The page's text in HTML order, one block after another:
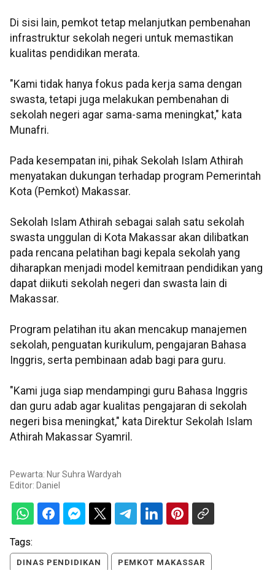
Di sisi lain, pemkot tetap melanjutkan pembenahan
infrastruktur sekolah negeri untuk memastikan
kualitas pendidikan merata.
"Kami tidak hanya fokus pada kerja sama dengan
swasta, tetapi juga melakukan pembenahan di
sekolah negeri agar sama-sama meningkat," kata
Munafri.
Pada kesempatan ini, pihak Sekolah Islam Athirah
menyatakan dukungan terhadap program Pemerintah
Kota (Pemkot) Makassar.
Sekolah Islam Athirah sebagai salah satu sekolah
swasta unggulan di Kota Makassar akan dilibatkan
pada rencana pelatihan bagi kepala sekolah yang
diharapkan menjadi model kemitraan pendidikan yang
dapat diikuti sekolah negeri dan swasta lain di
Makassar.
Program pelatihan itu akan mencakup manajemen
sekolah, penguatan kurikulum, pengajaran Bahasa
Inggris, serta pembinaan adab bagi para guru.
"Kami juga siap mendampingi guru Bahasa Inggris
dan guru adab agar kualitas pengajaran di sekolah
negeri bisa meningkat," kata Direktur Sekolah Islam
Athirah Makassar Syamril.
Pewarta: Nur Suhra Wardyah
Editor: Daniel
Tags:
DINAS PENDIDIKAN PEMKOT MAKASSAR